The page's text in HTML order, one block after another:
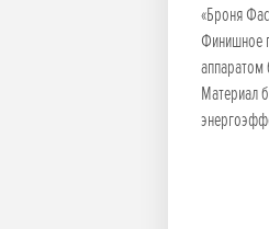
«Броня
Финишное
аппаратом
Материал